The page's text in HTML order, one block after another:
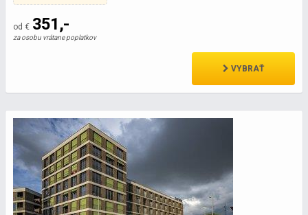
od € 351,-
za osobu vrátane poplatkov
VYBRAŤ